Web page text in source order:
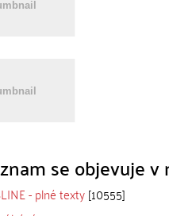
se objevuje
- plné texty[10555]